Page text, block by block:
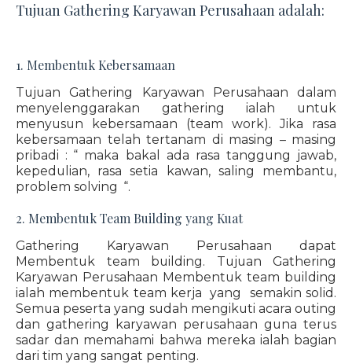
Tujuan Gathering Karyawan Perusahaan adalah:
1. Membentuk Kebersamaan
Tujuan Gathering Karyawan Perusahaan dalam
menyelenggarakan gathering ialah untuk
menyusun kebersamaan (team work). Jika rasa
kebersamaan telah tertanam di masing – masing
pribadi : “ maka bakal ada rasa tanggung jawab,
kepedulian, rasa setia kawan, saling membantu,
problem solving “.
2. Membentuk Team Building yang Kuat
Gathering Karyawan Perusahaan dapat
Membentuk team building. Tujuan Gathering
Karyawan Perusahaan Membentuk team building
ialah membentuk team kerja yang semakin solid.
Semua peserta yang sudah mengikuti acara outing
dan gathering karyawan perusahaan guna terus
sadar dan memahami bahwa mereka ialah bagian
dari tim yang sangat penting.